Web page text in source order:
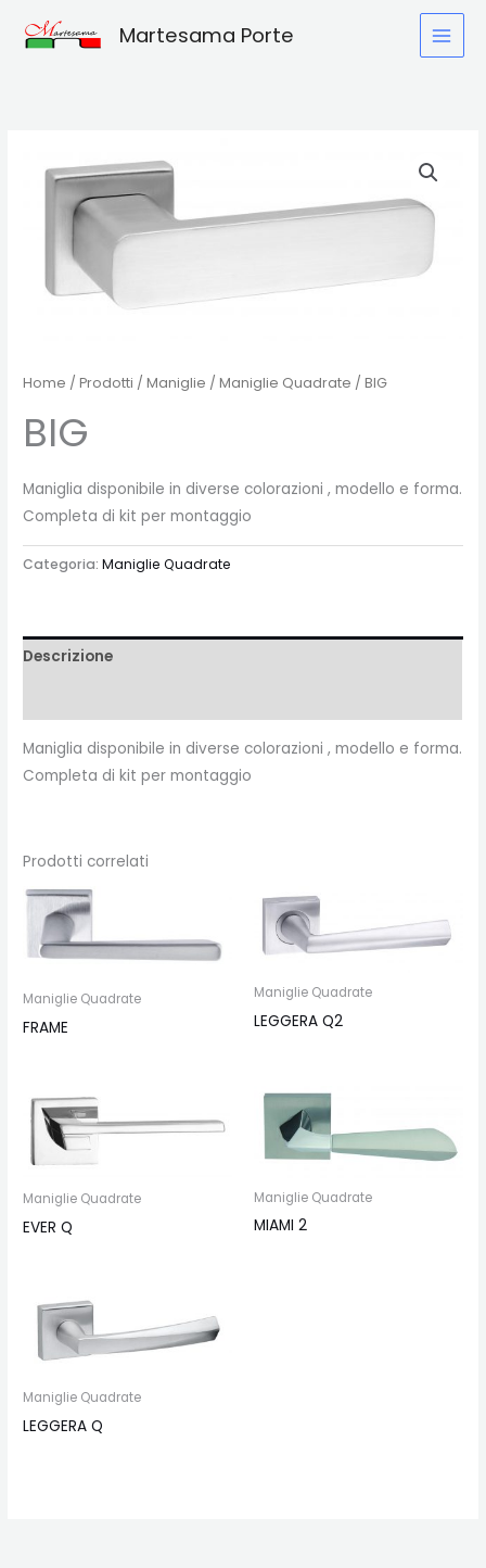
Martesama Porte
Home /Prodotti /Maniglie /Maniglie Quadrate / BIG
BIG
Maniglia disponibile in diverse colorazioni , modello e forma.
Completa di kit per montaggio
Categoria:Maniglie Quadrate
Descrizione
Maniglia disponibile in diverse colorazioni , modello e forma.
Completa di kit per montaggio
Prodotti correlati
Maniglie Quadrate
FRAME
Maniglie Quadrate
LEGGERA Q2
Maniglie Quadrate
EVER Q
Maniglie Quadrate
MIAMI 2
Maniglie Quadrate
LEGGERA Q